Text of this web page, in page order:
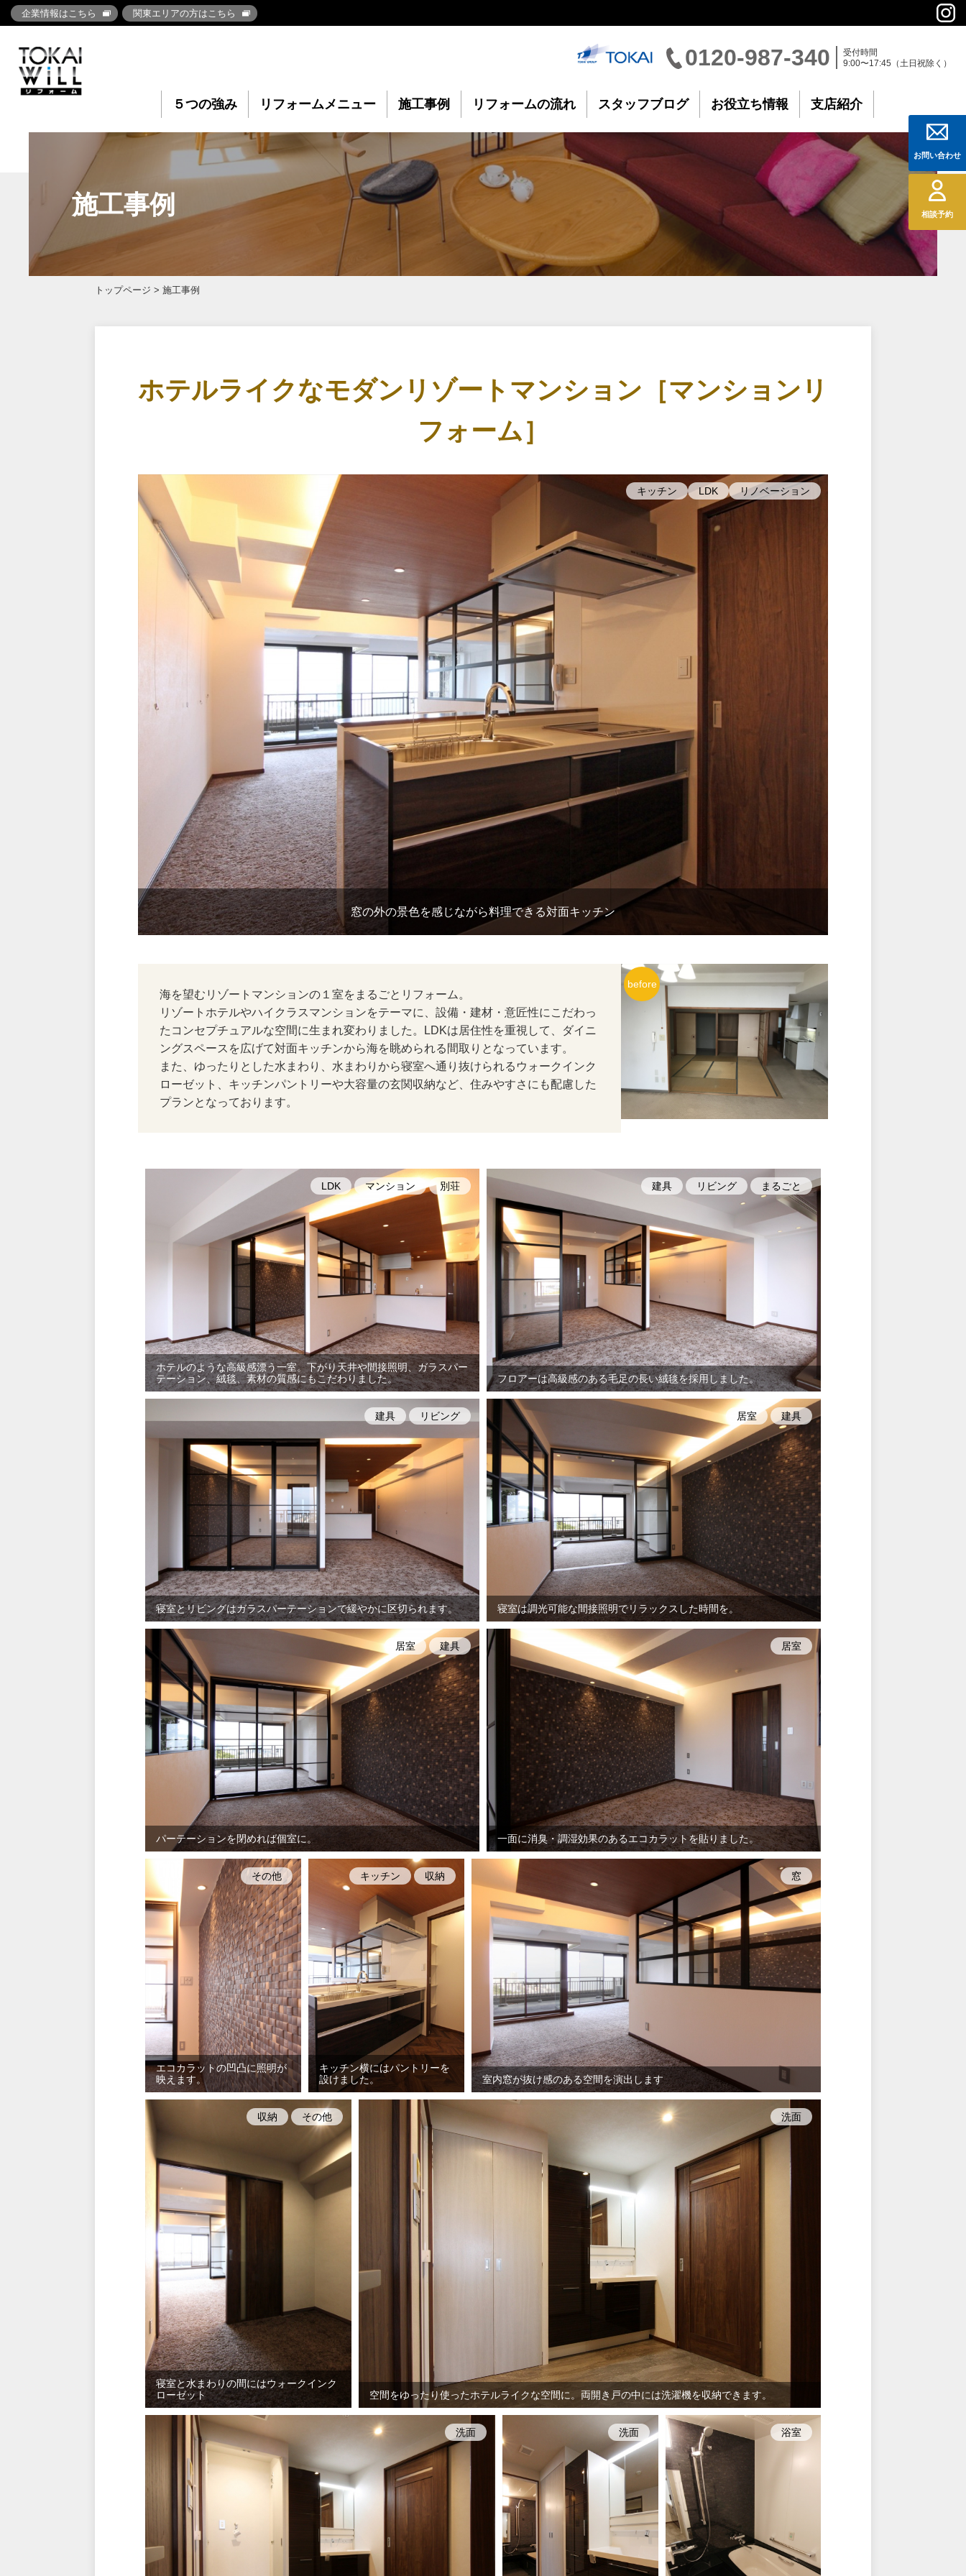
企業情報はこちら 関東エリアの方はこちら
0120-987-340
受付時間
9:00〜17:45（土日祝除く）
５つの強み リフォームメニュー 施工事例 リフォームの流れ スタッフブログ お役立ち情報 支店紹介
お問い合わせ
相談予約
施工事例
トップページ > 施工事例
ホテルライクなモダンリゾートマンション［マンションリ
フォーム］
キッチン LDK リノベーション
窓の外の景色を感じながら料理できる対面キッチン
海を望むリゾートマンションの１室をまるごとリフォーム。
リゾートホテルやハイクラスマンションをテーマに、設備・建材・意匠性にこだわっ
たコンセプチュアルな空間に生まれ変わりました。LDKは居住性を重視して、ダイニ
ングスペースを広げて対面キッチンから海を眺められる間取りとなっています。
また、ゆったりとした水まわり、水まわりから寝室へ通り抜けられるウォークインク
ローゼット、キッチンパントリーや大容量の玄関収納など、住みやすさにも配慮した
プランとなっております。
ホテルのような高級感漂う一室。下がり天井や間接照明、ガラスパー
テーション、絨毯、素材の質感にもこだわりました。
LDK マンション 別荘
フロアーは高級感のある毛足の長い絨毯を採用しました。
建具 リビング まるごと
寝室とリビングはガラスパーテーションで緩やかに区切られます。
建具 リビング
寝室は調光可能な間接照明でリラックスした時間を。
居室 建具
パーテーションを閉めれば個室に。
居室 建具
一面に消臭・調湿効果のあるエコカラットを貼りました。
居室
エコカラットの凹凸に照明が
映えます。
その他
キッチン横にはパントリーを
設けました。
キッチン 収納
室内窓が抜け感のある空間を演出します
窓
寝室と水まわりの間にはウォークインク
ローゼット
収納 その他
空間をゆったり使ったホテルライクな空間に。両開き戸の中には洗濯機を収納できます。
洗面
洗面 洗面 浴室